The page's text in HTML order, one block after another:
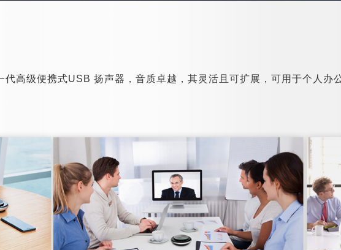
高级便携式USB 扬声器，音质卓越，其灵活且可扩展，可用于个人办